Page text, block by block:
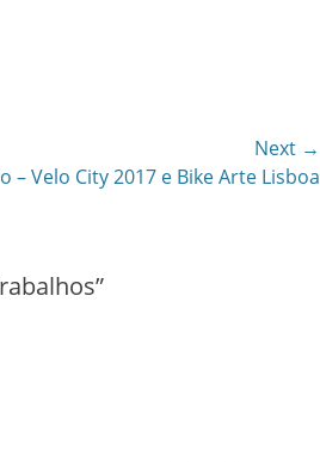
Next →
– Velo City 2017 e Bike Arte Lisboa
”